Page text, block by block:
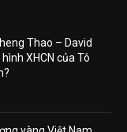
Thao – David
XHCN của Tô